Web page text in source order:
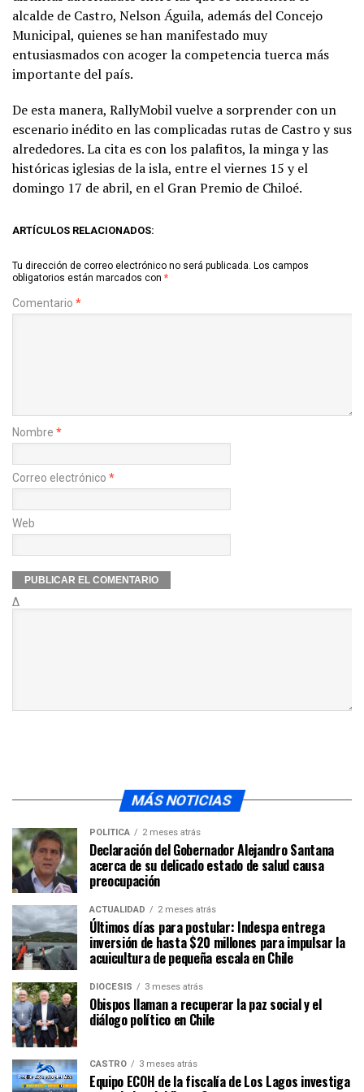
alcalde de Castro, Nelson Águila, además del Concejo
Municipal, quienes se han manifestado muy
entusiasmados con acoger la competencia tuerca más
importante del país.
De esta manera, RallyMobil vuelve a sorprender con un
escenario inédito en las complicadas rutas de Castro y sus
alrededores. La cita es con los palafitos, la minga y las
históricas iglesias de la isla, entre el viernes 15 y el
domingo 17 de abril, en el Gran Premio de Chiloé.
ARTÍCULOS RELACIONADOS:
Tu dirección de correo electrónico no será publicada. Los campos
obligatorios están marcados con *
Comentario *
Nombre *
Correo electrónico *
Web
Δ
MÁS NOTICIAS
POLÍTICA 2 meses atrás
Declaración del Gobernador Alejandro Santana
acerca de su delicado estado de salud causa
preocupación
ACTUALIDAD 2 meses atrás
Últimos días para postular: Indespa entrega
inversión de hasta $20 millones para impulsar la
acuicultura de pequeña escala en Chile
DIÓCESIS 3 meses atrás
Obispos llaman a recuperar la paz social y el
diálogo político en Chile
CASTRO 3 meses atrás
Equipo ECOH de la fiscalía de Los Lagos investiga